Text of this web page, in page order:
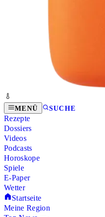
MENÜ SUCHE
Rezepte
Dossiers
Videos
Podcasts
Horoskope
Spiele
E-Paper
Wetter
Startseite
Meine Region